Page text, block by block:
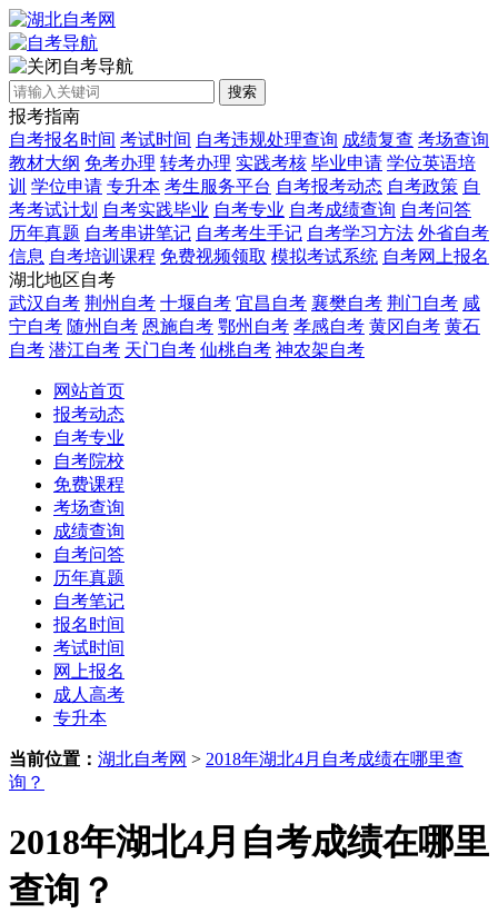
自考导航
搜索
报考指南
自考报名时间 考试时间 自考违规处理查询 成绩复查 考场查询
教材大纲 免考办理 转考办理 实践考核 毕业申请 学位英语培
训 学位申请 专升本 考生服务平台 自考报考动态 自考政策 自
考考试计划 自考实践毕业 自考专业 自考成绩查询 自考问答
历年真题 自考串讲笔记 自考考生手记 自考学习方法 外省自考
信息 自考培训课程 免费视频领取 模拟考试系统 自考网上报名
湖北地区自考
武汉自考 荆州自考 十堰自考 宜昌自考 襄樊自考 荆门自考 咸
宁自考 随州自考 恩施自考 鄂州自考 孝感自考 黄冈自考 黄石
自考 潜江自考 天门自考 仙桃自考 神农架自考
网站首页
报考动态
自考专业
自考院校
免费课程
考场查询
成绩查询
自考问答
历年真题
自考笔记
报名时间
考试时间
网上报名
成人高考
专升本
当前位置： 湖北自考网 > 2018年湖北4月自考成绩在哪里查
询？
2018年湖北4月自考成绩在哪里
查询？